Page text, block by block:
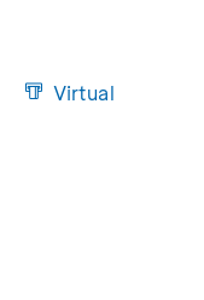
Virtual